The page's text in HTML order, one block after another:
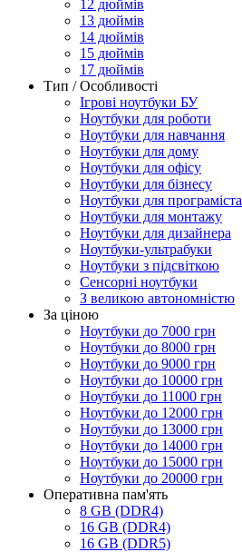
12 дюймів
13 дюймів
14 дюймів
15 дюймів
17 дюймів
Тип / Особливості
Ігрові ноутбуки БУ
Ноутбуки для роботи
Ноутбуки для навчання
Ноутбуки для дому
Ноутбуки для офісу
Ноутбуки для бізнесу
Ноутбуки для програміста
Ноутбуки для монтажу
Ноутбуки для дизайнера
Ноутбуки-ультрабуки
Ноутбуки з підсвіткою
Сенсорні ноутбуки
З великою автономністю
За ціною
Ноутбуки до 7000 грн
Ноутбуки до 8000 грн
Ноутбуки до 9000 грн
Ноутбуки до 10000 грн
Ноутбуки до 11000 грн
Ноутбуки до 12000 грн
Ноутбуки до 13000 грн
Ноутбуки до 14000 грн
Ноутбуки до 15000 грн
Ноутбуки до 20000 грн
Оперативна пам'ять
8 GB (DDR4)
16 GB (DDR4)
16 GB (DDR5)